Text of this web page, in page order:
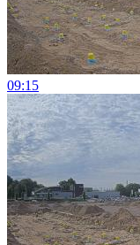
09:15